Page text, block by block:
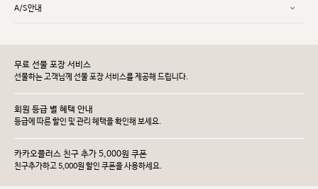
A/S안내
무료 선물 포장 서비스
선물하는 고객님께 선물 포장 서비스를 제공해 드립니다.
회원 등급 별 혜택 안내
등급에 따른 할인 및 관리 헤택을 확인해 보세요.
카카오플러스 친구 추가 5,000원 쿠폰
친구추가하고 5,000원 할인 쿠폰을 사용하세요.